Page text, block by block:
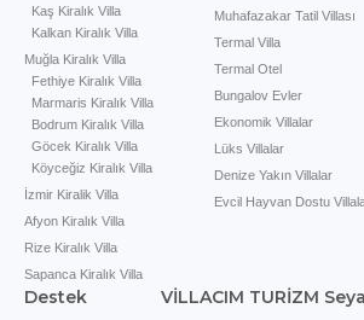
Kaş Kiralık Villa
Kalkan Kiralık Villa
Muğla Kiralık Villa
Fethiye Kiralık Villa
Marmaris Kiralık Villa
Bodrum Kiralık Villa
Göcek Kiralık Villa
Köyceğiz Kiralık Villa
İzmir Kiralik Villa
Afyon Kiralık Villa
Rize Kiralık Villa
Sapanca Kiralık Villa
Muhafazakar Tatil Villası
Termal Villa
Termal Otel
Bungalov Evler
Ekonomik Villalar
Lüks Villalar
Denize Yakın Villalar
Evcil Hayvan Dostu
Destek VİLLACIM TURİZM